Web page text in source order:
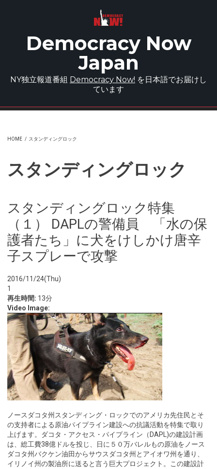
Democracy Now
Japan
NY独立報道番組 Democracy Now! を日本語でお届けし
ています
HOME / スタンディングロック
スタンディングロック
スタンディングロック特集
（１） DAPLの警備員 「水の保
護者たち」に犬をけしかけ唐辛
子スプレーで攻撃
2016/11/24(Thu)
1
再生時間: 13分
Video Image:
ノースダコタ州スタンディング・ロックでのアメリカ先住民とそ
の支持者による原油パイプライン建設への抗議活動を特集で取り
上げます。ダコタ・アクセス・パイプライン（DAPL)の建設計画
は、総工費38億ドルを投じ、日に５０万バレルもの原油をノース
ダコタ州バクケン油田からサウスダコタ州とアイオワ州を通り、
イリノイ州の製油所に送ると言う巨大プロジェクト。この建設計